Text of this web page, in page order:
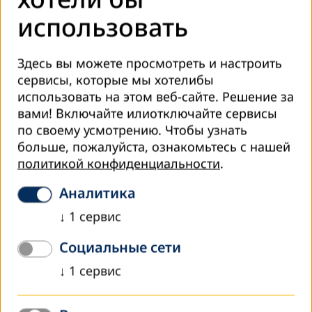
организован бюро ЮНЕСКО в Бангкоке, Алматы, и
Ташкенте совместно с Региональным офисом DVV
Во время семинара особое внимание было уделено
разработке рекомендаций по политике ПТОО в области
трудоустройства и ведения предпринимательской
деятельности, а также поощрению качественного,
инклюзивного обучения для всех. Семинар также был
направлен на укрепление потенциала участников с
усилиям в области развития ПТОО.
Подробнее о мероприятии в анонсе семинара на
Представительства ЮНЕСКО в Узбекистане
использовать
Здесь вы можете просмотреть и настроить
сервисы, которые мы хотелибы
использовать на этом веб-сайте. Решение за
вами! Включайте илиотключайте сервисы
по своему усмотрению. Чтобы узнать
больше, пожалуйста, ознакомьтесь с нашей
политикой конфиденциальности.
Аналитика
↓ 1 сервис
Социальные сети
↓ 1 сервис